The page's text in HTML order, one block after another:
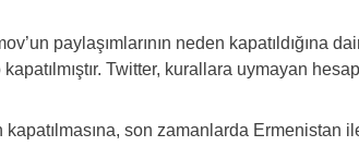
paylaşımlarının neden kapatıldığına
Twitter, kurallara uymayan
kapatılmasına, son zamanlarda Ermenistan